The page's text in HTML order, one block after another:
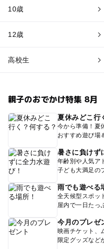
10歳
12歳
高校生
親子のおでかけ特集 8月
夏休みどこ行
今から準備！夏
おすすめ遊び場
暑さに負けず
年齢別や人気ア
子ども大満足の
雨でも遊べる
全天候型スポッ
屋内で一日たっ
今月のプレゼ
映画チケット、
限定グッズなど